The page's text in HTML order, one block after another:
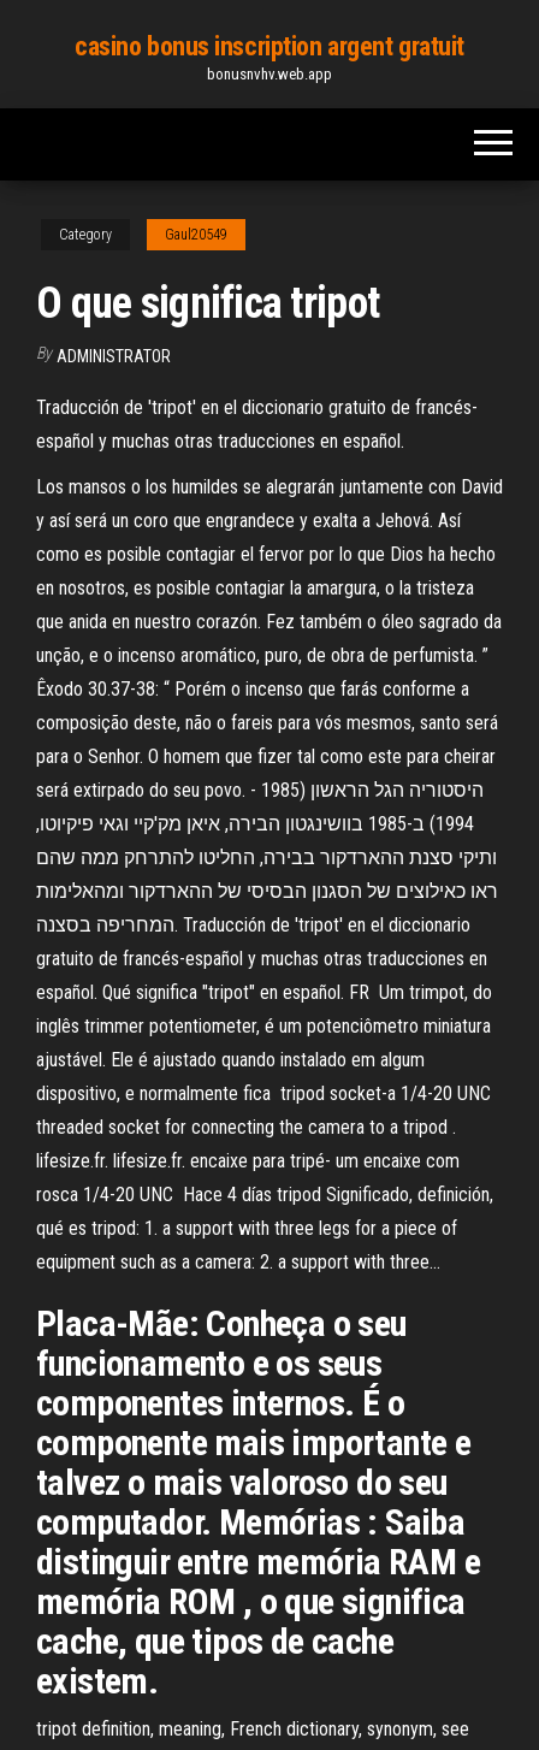
content
casino bonus inscription argent gratuit
bonusnvhv.web.app
Category Gaul20549
O que significa tripot
By ADMINISTRATOR
Traducción de 'tripot' en el diccionario gratuito de francés-
español y muchas otras traducciones en español.
Los mansos o los humildes se alegrarán juntamente con David
y así será un coro que engrandece y exalta a Jehová. Así
como es posible contagiar el fervor por lo que Dios ha hecho
en nosotros, es posible contagiar la amargura, o la tristeza
que anida en nuestro corazón. Fez também o óleo sagrado da
unção, e o incenso aromático, puro, de obra de perfumista. ”
Êxodo 30.37-38: “ Porém o incenso que farás conforme a
composição deste, não o fareis para vós mesmos, santo será
para o Senhor. O homem que fizer tal como este para cheirar
será extirpado do seu povo. היסטוריה הגל הראשון (1985 -
1994) ב-1985 בוושינגטון הבירה, איאן מק'קיי וגאי פיקיוטו,
ותיקי סצנת ההארדקור בבירה, החליטו להתרחק ממה שהם
ראו כאילוצים של הסגנון הבסיסי של ההארדקור ומהאלימות
המחריפה בסצנה. Traducción de 'tripot' en el diccionario
gratuito de francés-español y muchas otras traducciones en
español. Qué significa "tripot" en español. FR Um trimpot, do
inglês trimmer potentiometer, é um potenciômetro miniatura
ajustável. Ele é ajustado quando instalado em algum
dispositivo, e normalmente fica tripod socket-a 1/4-20 UNC
threaded socket for connecting the camera to a tripod .
lifesize.fr. lifesize.fr. encaixe para tripé- um encaixe com
rosca 1/4-20 UNC Hace 4 días tripod Significado, definición,
qué es tripod: 1. a support with three legs for a piece of
equipment such as a camera: 2. a support with three…
Placa-Mãe: Conheça o seu
funcionamento e os seus
componentes internos. É o
componente mais importante e
talvez o mais valoroso do seu
computador. Memórias : Saiba
distinguir entre memória RAM e
memória ROM , o que significa
cache, que tipos de cache
existem.
tripot definition, meaning, French dictionary, synonym, see